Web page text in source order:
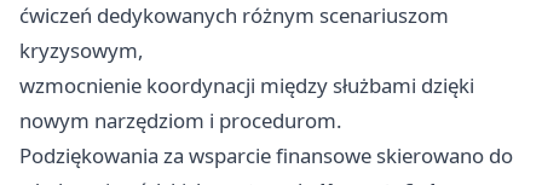
ćwiczeń dedykowanych różnym scenariuszom
kryzysowym,
wzmocnienie koordynacji między służbami dzięki
nowym narzędziom i procedurom.
Podziękowania za wsparcie finansowe skierowano do